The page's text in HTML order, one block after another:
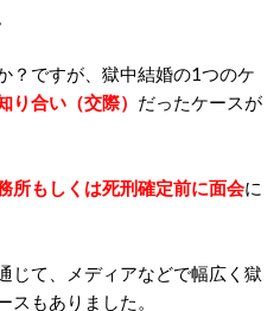
？ですが、獄中結婚の1つのケ
り合い（交際） だったケースが
所もしくは死刑確定前に面会に
じて、メディアなどで幅広く獄
もありました。